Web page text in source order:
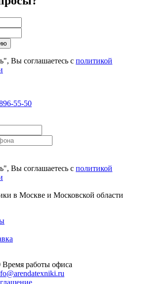
Вы соглашаетесь с политикой
55-50
Вы соглашаетесь с политикой
в Москве и Московской области
Время работы офиса